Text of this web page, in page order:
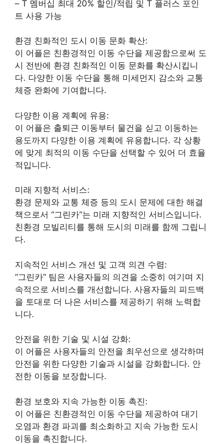
– T 멤버십 최대 20% 할인/적립 및 T 플러스 포인
트 사용 가능
환경 친화적인 도시 이동 문화 확산:
이 어플은 친환경적인 이동 수단을 제공함으로써 도
시 전반에 환경 친화적인 이동 문화를 확산시킵니
다. 다양한 이동 수단을 통해 미세먼지 감소와 교통
체증 완화에 기여합니다.
다양한 이용 계획에 유용:
이 어플은 출퇴근 이동부터 물건을 싣고 이동하는
용도까지 다양한 이용 계획에 유용합니다. 각 상황
에 맞게 최적의 이동 수단을 선택할 수 있어 더 효율
적입니다.
미래 지향적 서비스:
환경 문제와 교통 체증 등의 도시 문제에 대한 해결
책으로서 “그린카”는 미래 지향적인 서비스입니다.
친환경 모빌리티를 통해 도시의 미래를 함께 그립니
다.
지속적인 서비스 개선 및 고객 의견 수렴:
“그린카” 팀은 사용자들의 의견을 소중히 여기며 지
속적으로 서비스를 개선합니다. 사용자들의 피드백
을 토대로 더 나은 서비스를 제공하기 위해 노력합
니다.
안전을 위한 기술 및 시설 강화:
이 어플은 사용자들의 안전을 최우선으로 생각하며
안전을 위한 다양한 기술과 시설을 강화합니다. 안
전한 이동을 보장합니다.
환경 보호와 지속 가능한 이동 촉진:
이 어플은 친환경적인 이동 수단을 제공하여 대기
오염과 환경 파괴를 최소화하고 지속 가능한 도시
이동을 촉진합니다.